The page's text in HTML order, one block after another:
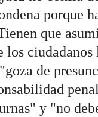
porque
que
ciudadanos
de
y "no